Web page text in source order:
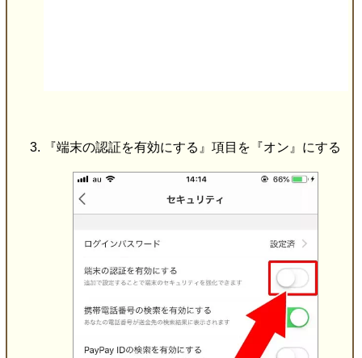
『端末の認証を有効にする』項目を『オン』にする